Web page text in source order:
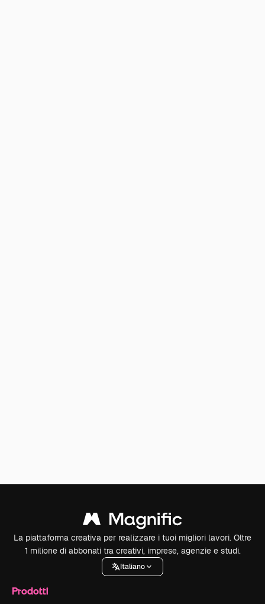
La piattaforma creativa per realizzare i tuoi migliori lavori. Oltre
1 milione di abbonati tra creativi, imprese, agenzie e studi.
Italiano
Prodotti